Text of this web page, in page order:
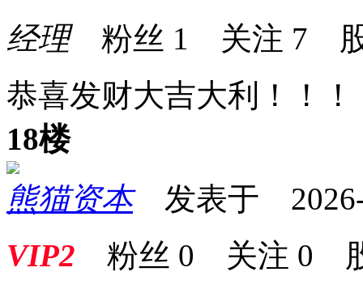
经理粉丝 1 关注 7
恭喜发财大吉大利！！！
18楼
熊猫资本发表于 2026-
VIP2 粉丝 0 关注 0